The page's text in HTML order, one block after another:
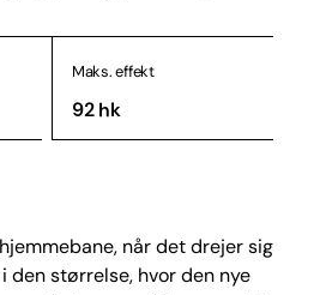
Maks. effekt
92 hk
når det drejer sig
den størrelse, hvor den nye